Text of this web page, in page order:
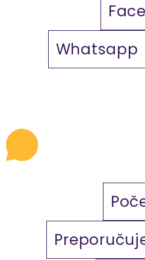
Whatsapp